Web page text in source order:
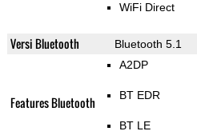
WiFi Direct
Versi Bluetooth Bluetooth 5.1
Features Bluetooth
A2DP
BT EDR
BT LE